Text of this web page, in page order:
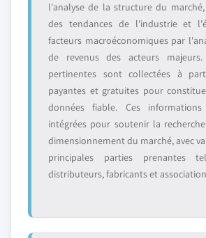
l'analyse de la structure du
des tendances de l'industrie et
facteurs macroéconomiques par
de revenus des acteurs
pertinentes sont collectées à
payantes et gratuites pour
données fiable. Ces
intégrées pour soutenir la
dimensionnement du marché, avec
principales parties prenantes
distributeurs, fabricants et